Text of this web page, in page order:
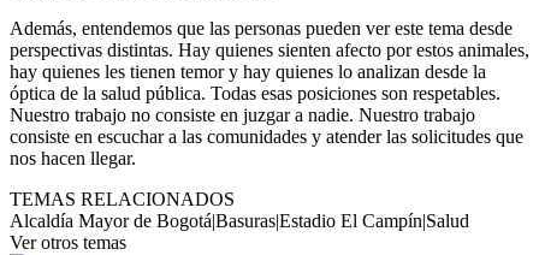
Además, entendemos que las personas pueden ver este tema desde
perspectivas distintas. Hay quienes sienten afecto por estos animales,
hay quienes les tienen temor y hay quienes lo analizan desde la
óptica de la salud pública. Todas esas posiciones son respetables.
Nuestro trabajo no consiste en juzgar a nadie. Nuestro trabajo
consiste en escuchar a las comunidades y atender las solicitudes que
nos hacen llegar.
TEMAS RELACIONADOS
Alcaldía Mayor de Bogotá|Basuras|Estadio El Campín|Salud
Ver otros temas